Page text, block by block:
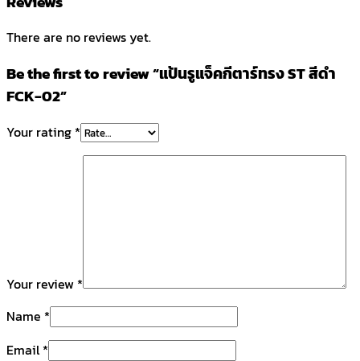
There are no reviews yet.
Be the first to review “แป้นรูแจ็คกีตาร์ทรง ST สีดำ
FCK-02”
Your rating *
Your review *
Name *
Email*